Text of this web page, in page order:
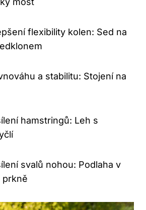
flexibility kolen: Sed na
a stabilitu: Stojení na
hamstringů: Leh s
svalů nohou: Podlaha v
prkně